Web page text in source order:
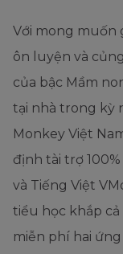
Với mong muốn
ôn luyện và
của bậc Mầm
tại nhà trong kỳ
Monkey Việt
định tài trợ
và Tiếng Việt
tiểu học khắp
miễn phí hai